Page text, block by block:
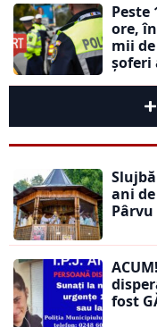
Peste
ore,
mii
șoferi
ani
fost